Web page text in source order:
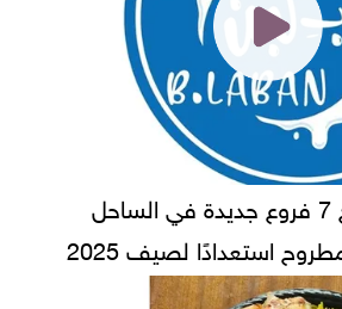
"بلبن" تعلن افتتاح 7 فروع جديدة في الساحل
استعدادًا لصيف 2025